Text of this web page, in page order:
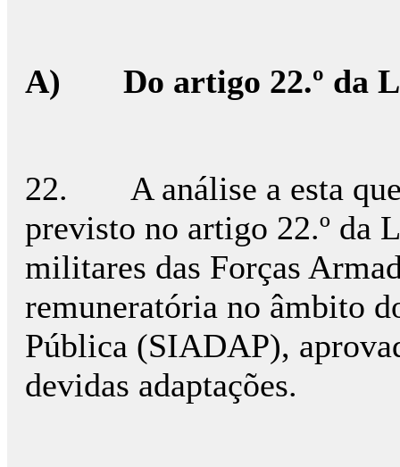
A) Do artigo 22.º da
22. A análise a esta
previsto no artigo 22.º da
militares das Forças
remuneratória no âmbito
Pública (SIADAP),
devidas adaptações.